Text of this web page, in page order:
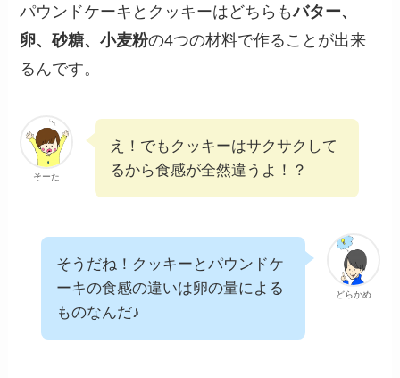
パウンドケーキとクッキーはどちらもバター、
卵、砂糖、小麦粉の4つの材料で作ることが出来
るんです。
そーた
え！でもクッキーはサクサクして
るから食感が全然違うよ！？
どらかめ
そうだね！クッキーとパウンドケ
ーキの食感の違いは卵の量による
ものなんだ♪